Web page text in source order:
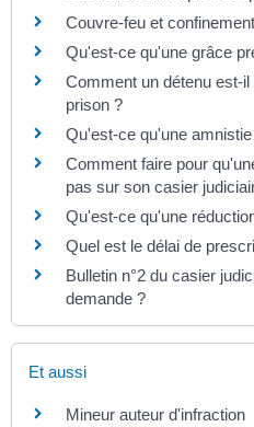
Couvre-feu et
Qu'est-ce qu'une grâce
Comment un détenu est-
prison ?
Qu'est-ce qu'une
Comment faire pour
pas sur son casier
Qu'est-ce qu'une
Quel est le délai de
Bulletin n°2 du casier
demande ?
Et aussi
Mineur auteur d'infraction